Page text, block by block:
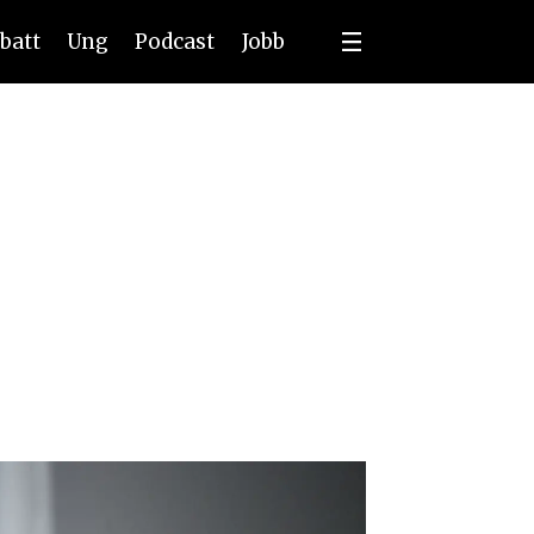
Ung Podcast Jobb